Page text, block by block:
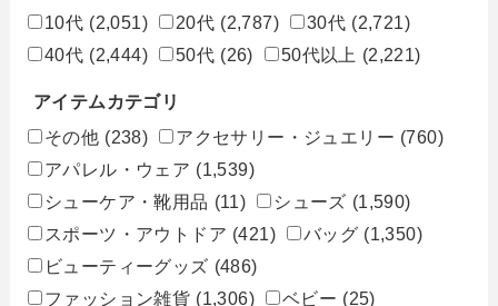
10代 (2,051) 20代 (2,787) 30代 (2,721)
40代 (2,444) 50代 (26) 50代以上 (2,221)
アイテムカテゴリ
その他 (238) アクセサリー・ジュエリー (760)
アパレル・ウェア (1,539)
シューケア・靴用品 (11) シューズ (1,590)
スポーツ・アウトドア (421) バッグ (1,350)
ビューティーグッズ (486)
ファッション雑貨 (1,306) ベビー (25)